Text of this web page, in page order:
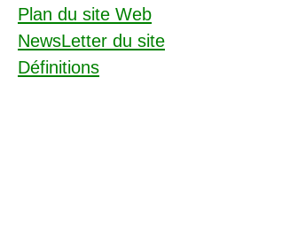
Plan du site Web
NewsLetter du site
Définitions